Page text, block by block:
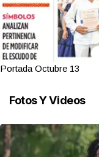
Portada Octubre 13
Fotos Y Videos